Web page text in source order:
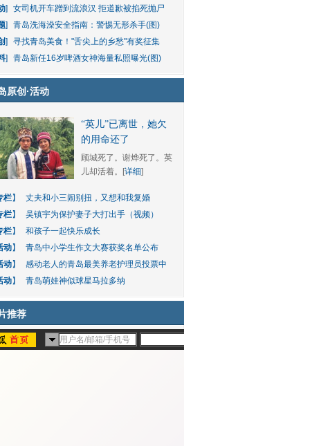
]
女司机开车蹭到流浪汉 拒道歉被掐死抛尸
]
青岛洗海澡安全指南：警惕无形杀手(图)
]
寻找青岛美食！"舌尖上的乡愁"有奖征集
] 青岛新任16岁啤酒女神海量私照曝光(图)
原创 ·活动
“英儿”已离世，她欠
的用命还了
顾城死了。谢烨死了。英
儿却活着。[详细]
栏】
丈夫和小三闹别扭，又想和我复婚
栏】
吴镇宇为保护妻子大打出手（视频）
栏】
和孩子一起快乐成长
动】
青岛中小学生作文大赛获奖名单公布
动】
感动老人的青岛最美养老护理员投票中
动】 青岛萌娃神似球星马拉多纳
推荐